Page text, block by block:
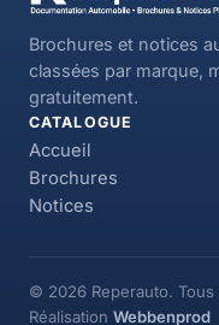
Brochures et notices
classées par marque,
gratuitement.
CATALOGUE
Accueil
Brochures
Notices
© 2026 Reperauto.
Réalisation Webbenprod